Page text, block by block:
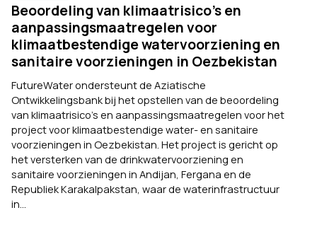
Beoordeling van klimaatrisico’s en
aanpassingsmaatregelen voor
klimaatbestendige watervoorziening en
sanitaire voorzieningen in Oezbekistan
FutureWater ondersteunt de Aziatische
Ontwikkelingsbank bij het opstellen van de beoordeling
van klimaatrisico’s en aanpassingsmaatregelen voor het
project voor klimaatbestendige water- en sanitaire
voorzieningen in Oezbekistan. Het project is gericht op
het versterken van de drinkwatervoorziening en
sanitaire voorzieningen in Andijan, Fergana en de
Republiek Karakalpakstan, waar de waterinfrastructuur
in...